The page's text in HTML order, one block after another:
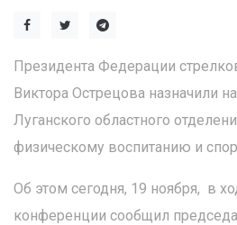
Президента Федерации
Виктора Острецова назначили
Луганского областного
физическому воспитанию и
Об этом сегодня, 19 ноября, в
конференции сообщил